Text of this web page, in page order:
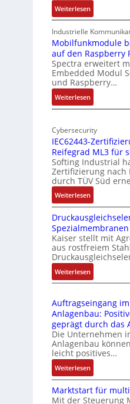
rI
a
n
d
E
g
e
Weiterlesen:
1
9
-
Z
o
l
l
-
I
d
u
t
r
i
e
-
P
C
l
ä
s
s
s
i
c
h
f
l
e
x
i
b
Industrielle
Mobilfunkmodule
auf den Raspberry
Spectra erweitert
Embedded Modul
und Raspberry…
Weiterlesen:
M
b
i
f
u
n
k
m
o
d
u
l
e
b
i
e
n
4
G
u
n
d
Cybersecurity
IEC62443-
Reifegrad ML3 für
Softing Industrial
Zertifizierung nach
durch TÜV Süd
Weiterlesen:
I
E
C
6
2
4
4
3
Z
e
r
t
i
i
Spezialmembranen
Kaiser stellt mit
aus rostfreiem
Weiterlesen:
D
u
c
k
a
u
s
g
l
e
Auftragseingang
Anlagenbau:
geprägt durch das
Die Unternehmen
Anlagenbau
leicht positives…
Weiterlesen:
A
u
f
Marktstart für
Mit der Steuerung